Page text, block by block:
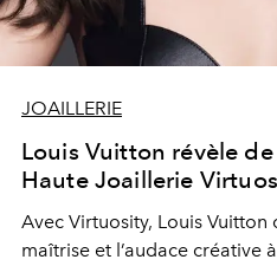
JOAILLERIE
Louis Vuitton révèle
Haute Joaillerie
Avec Virtuosity, Louis Vuitton
maîtrise et l’audace créative